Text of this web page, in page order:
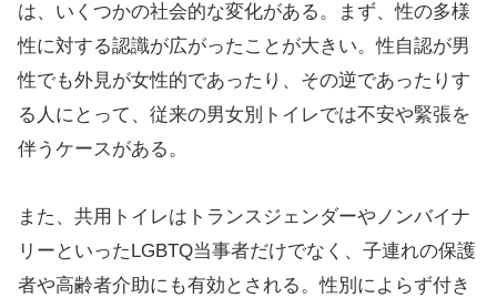
は、いくつかの社会的な変化がある。まず、性の多様
性に対する認識が広がったことが大きい。性自認が男
性でも外見が女性的であったり、その逆であったりす
る人にとって、従来の男女別トイレでは不安や緊張を
伴うケースがある。
また、共用トイレはトランスジェンダーやノンバイナ
リーといったLGBTQ当事者だけでなく、子連れの保護
者や高齢者介助にも有効とされる。性別によらず付き